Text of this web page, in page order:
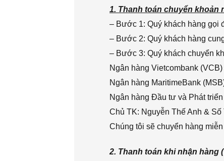
1. Thanh toán chuyển khoản
– Bước 1: Quý khách hàng gọi
– Bước 2: Quý khách hàng
– Bước 3: Quý khách chuyển
Ngân hàng Vietcombank
Ngân hàng MaritimeBank
Ngân hàng Đầu tư và Phát
Chủ TK: Nguyễn Thế Anh &
Chúng tôi sẽ chuyển hàng
2. Thanh toán khi nhận hàng